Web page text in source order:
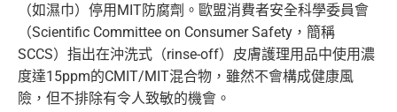
（如濕巾）停用MIT防腐劑。歐盟消費者安全科學委員會
（Scientific Committee on Consumer Safety，簡稱
SCCS）指出在沖洗式（rinse-off）皮膚護理用品中使用濃
度達15ppm的CMIT/MIT混合物，雖然不會構成健康風
險，但不排除有令人致敏的機會。